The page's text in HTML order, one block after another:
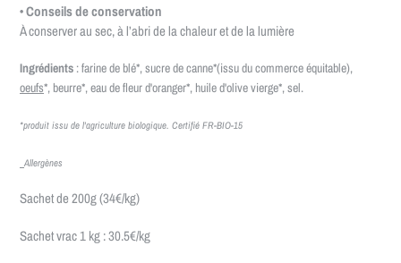
• Conseils de conservation
À conserver au sec, à l’abri de la chaleur et de la lumière
Ingrédients : farine de blé*, sucre de canne*(issu du commerce équitable),
oeufs*, beurre*, eau de fleur d'oranger*, huile d'olive vierge*, sel.
*produit issu de l'agriculture biologique. Certifié FR-BIO-15
Allergènes
Sachet de 200g (34€/kg)
Sachet vrac 1 kg : 30.5€/kg